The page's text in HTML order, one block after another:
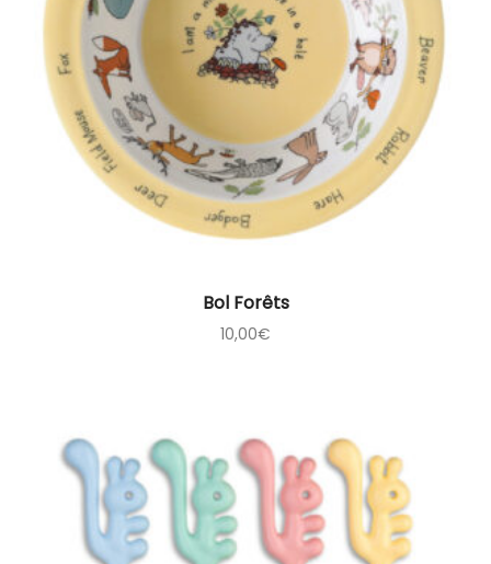
Bol Forêts
10,00€